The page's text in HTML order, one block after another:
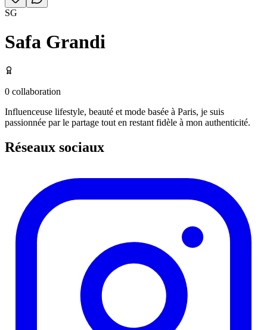
SG
Safa Grandi
0 collaboration
Influenceuse lifestyle, beauté et mode basée à Paris, je suis
passionnée par le partage tout en restant fidèle à mon authenticité.
Réseaux sociaux